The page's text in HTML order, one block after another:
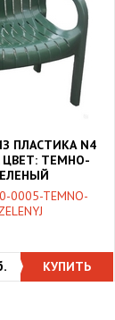
ПЛАСТИКА N4
ЦВЕТ: ТЕМНО-
0005-TEMNO-
КУПИТЬ